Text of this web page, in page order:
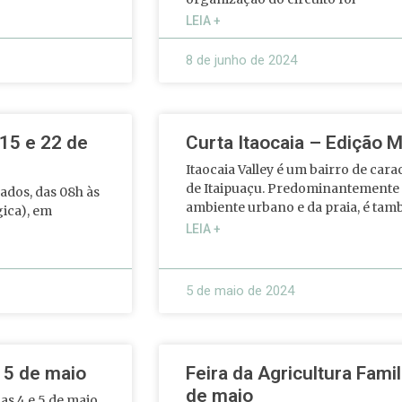
LEIA +
8 de junho de 2024
e 22 de
das 08h às
em
Curta Itaocaia – Edição
Itaocaia Valley é um bairro de
de Itaipuaçu.
ambiente urbano e da praia, é
LEIA +
5 de maio de 2024
de maio
Feira da Agricultura
de maio